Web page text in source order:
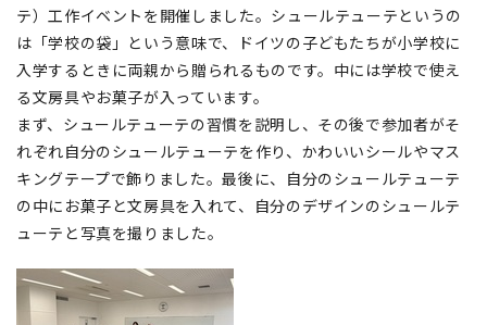
テ）工作イベントを開催しました。シュールテューテというの
は「学校の袋」という意味で、ドイツの子どもたちが小学校に
入学するときに両親から贈られるものです。中には学校で使え
る文房具やお菓子が入っています。
まず、シュールテューテの習慣を説明し、その後で参加者がそ
れぞれ自分のシュールテューテを作り、かわいいシールやマス
キングテープで飾りました。最後に、自分のシュールテューテ
の中にお菓子と文房具を入れて、自分のデザインのシュールテ
ューテと写真を撮りました。